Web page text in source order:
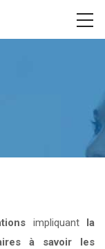
impliquant la
à savoir les